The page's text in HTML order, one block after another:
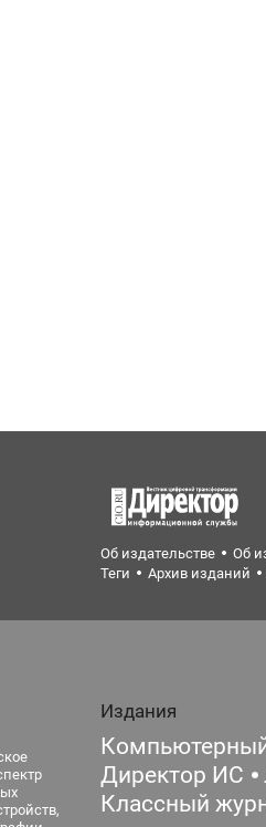
Об издательстве Об
Теги
Архив изданий
Издания
Директор ИС
Классный